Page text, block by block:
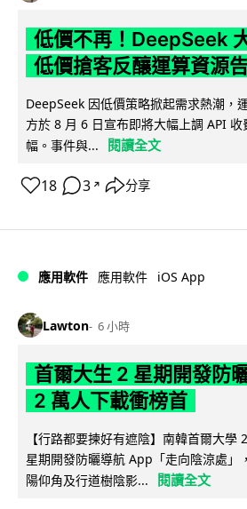
低價不再！DeepSeek
低價搶客反釀運算資源
DeepSeek 因低價策略掀起需求熱潮，
方於 8 月 6 日宣布即將大幅上調 API
幅。事件與...
閱讀全文
18 3 ↗ 分享
應用軟件 應用軟件 iOS App
Lawton 6 小時
首爾大生 2 星期開發防
2 萬人下載衝榜首
【行路都要揀好有遮陰】南韓首爾大學
星期開發防曬導航 App「走向陰涼處」
陽仰角及行道樹陰影...
閱讀全文